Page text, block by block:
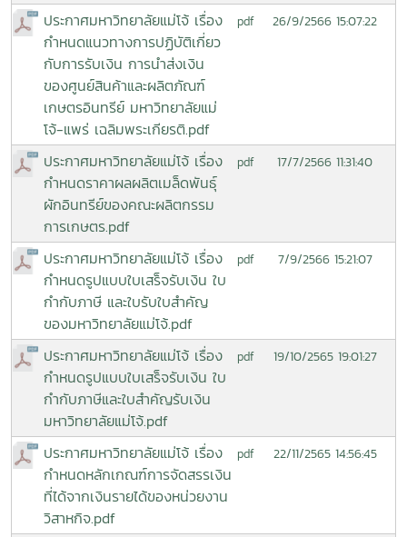
ประกาศมหาวิทยาลัยแม่โจ้ เรื่อง
กำหนดแนวทางการปฏิบัติเกี่ยว
กับการรับเงิน การนำส่งเงิน
ของศูนย์สินค้าและผลิตภัณฑ์
เกษตรอินทรีย์ มหาวิทยาลัยแม่
โจ้-แพร่ เฉลิมพระเกียรติ.pdf
pdf 26/9/2566 15:07:22
ประกาศมหาวิทยาลัยแม่โจ้ เรื่อง
กำหนดราคาผลผลิตเมล็ดพันธุ์
ผักอินทรีย์ของคณะผลิตกรรม
การเกษตร.pdf
pdf 17/7/2566 11:31:40
ประกาศมหาวิทยาลัยแม่โจ้ เรื่อง
กำหนดรูปแบบใบเสร็จรับเงิน ใบ
กำกับภาษี และใบรับใบสำคัญ
ของมหาวิทยาลัยแม่โจ้.pdf
pdf 7/9/2566 15:21:07
ประกาศมหาวิทยาลัยแม่โจ้ เรื่อง
กำหนดรูปแบบใบเสร็จรับเงิน ใบ
กำกับภาษีและใบสำคัญรับเงิน
มหาวิทยาลัยแม่โจ้.pdf
pdf 19/10/2565 19:01:27
ประกาศมหาวิทยาลัยแม่โจ้ เรื่อง
กำหนดหลักเกณฑ์การจัดสรรเงิน
ที่ได้จากเงินรายได้ของหน่วยงาน
วิสาหกิจ.pdf
pdf 22/11/2565 14:56:45